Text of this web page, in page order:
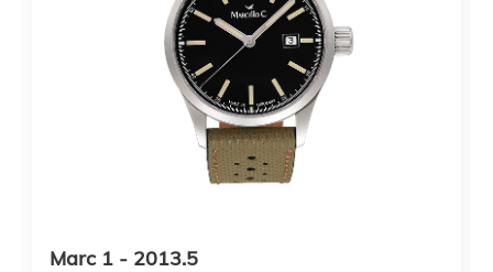
Marc 1 - 2013.5